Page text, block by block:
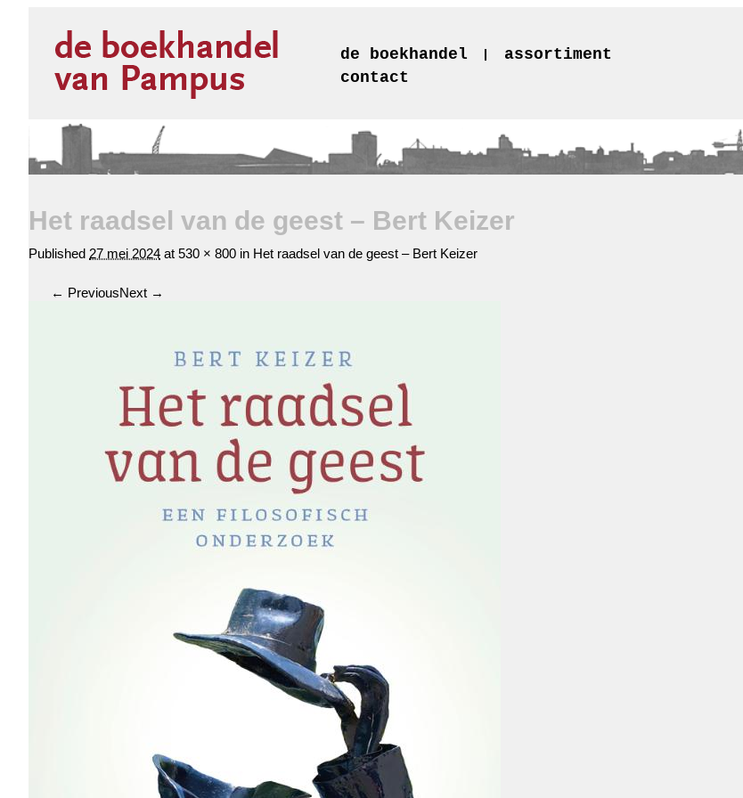
de boekhandel
assortiment
contact
Het raadsel van de geest – Bert Keizer
Published 27 mei 2024 at 530 × 800 in Het raadsel van de geest – Bert Keizer
← PreviousNext →